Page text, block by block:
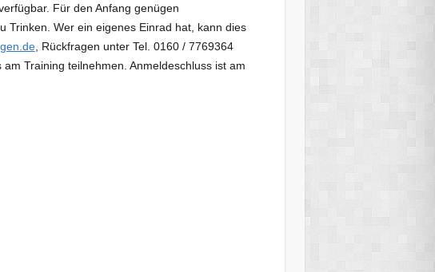
Für den Anfang genügen
Trinken. Wer ein eigenes Einrad hat, kann dies
, Rückfragen unter Tel. 0160 / 7769364
Training teilnehmen. Anmeldeschluss ist am